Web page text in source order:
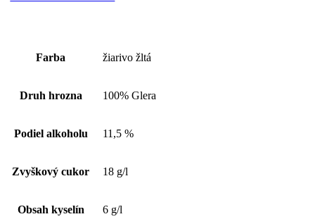
Farba žiarivo žltá
Druh hrozna 100% Glera
Podiel alkoholu 11,5 %
Zvyškový cukor 18 g/l
Obsah kyselín 6 g/l